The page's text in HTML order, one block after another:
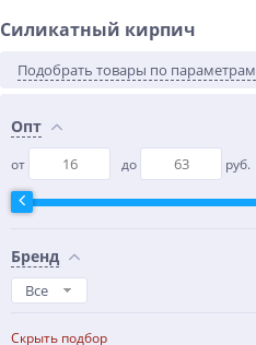
Силикатный кирпич
Подобрать товары по параметрам
Опт
от до руб.
Бренд
Все
Скрыть подбор